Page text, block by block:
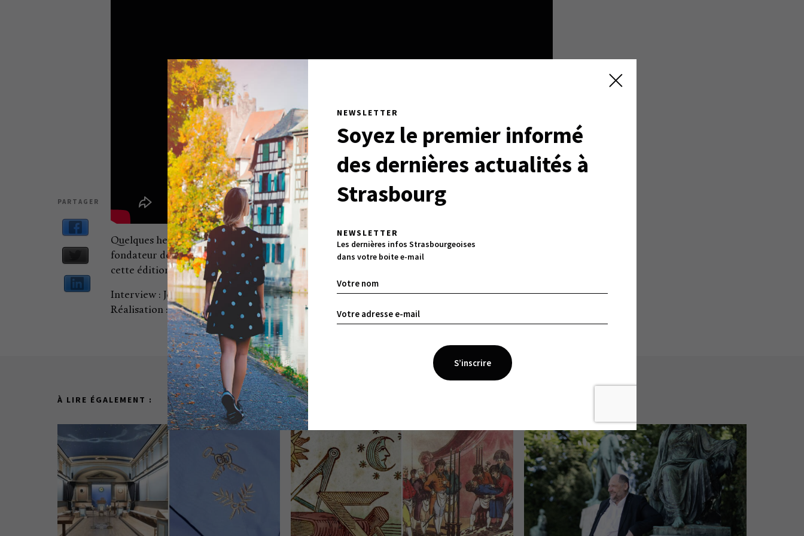
NEWSLETTER
Soyez le premier informé
des dernières actualités à
Strasbourg
NEWSLETTER
Les dernières infos Strasbourgeoises
dans votre boite e-mail
PARTAGER
Quelques heures avant le début de la finale, Jean-Luc Fournier a rencontré Denis Naegelen,
fondateur de l’agence Quaterback et Directeur du tournoi depuis 2010, afin de tirer le bilan de
cette édition.
Interview : Jean-Luc Fournier
Réalisation : Manon Huard
À LIRE ÉGALEMENT :